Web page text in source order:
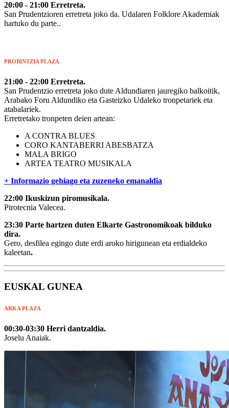
20:00 - 21:00 Erretreta.
San Prudentzioren erretreta joko da. Udalaren Folklore Akademiak
hartuko du parte..
PROBINTZIA PLAZA
21:00 - 22:00 Erretreta.
San Prudentzio erretreta joko dute Aldundiaren jauregiko balkoitik,
Arabako Foru Aldundiko eta Gasteizko Udaleko tronpetariek eta
atabalariek.
Erretretako tronpeten deien artean:
A CONTRA BLUES
CORO KANTABERRI ABESBATZA
MALA BRIGO
ARTEA TEATRO MUSIKALA
+ Informazio gehiago eta zuzeneko emanaldia
22:00 Ikuskizun piromusikala.
Pirotecnia Valecea.
23:30 Parte hartzen duten Elkarte Gastronomikoak bilduko
dira.
Gero, desfilea egingo dute erdi aroko hirigunean eta erdialdeko
kaleetan.
EUSKAL GUNEA
ARKA PLAZA
00:30-03:30 Herri dantzaldia.
Joselu Anaiak.